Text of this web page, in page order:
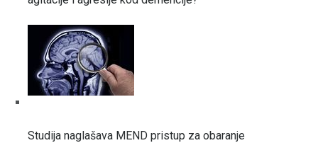
Studija naglašava MEND pristup za obaranje